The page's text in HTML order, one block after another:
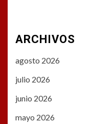
ARCHIVOS
agosto 2026
julio 2026
junio 2026
mayo 2026